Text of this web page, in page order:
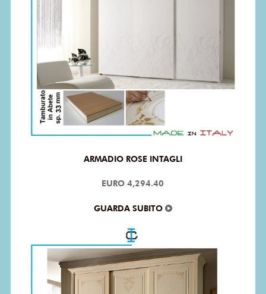
ARMADIO ROSE INTAGLI
EURO 4,294.40
GUARDA SUBITO